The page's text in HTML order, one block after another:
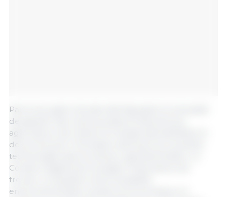
Parmi les sujets clés abordés figuraient la nécessité
de garantir des revenus justes et décents aux
agriculteurs, de réduire la charge administrative et
de promouvoir l’innovation ainsi que les nouvelles
technologies dans le secteur agroalimentaire. Le
Conseil a également souligné l’importance de
trouver un équilibre entre durabilité
environnementale, sociale et économique, en